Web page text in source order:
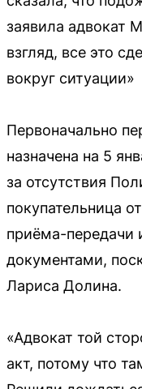
заявила адвокат
взгляд, все это
вокруг ситуации»
Первоначально
назначена на 5
за отсутствия
покупательница
приёма-передачи
документами,
Лариса Долина.
«Адвокат той
акт, потому что